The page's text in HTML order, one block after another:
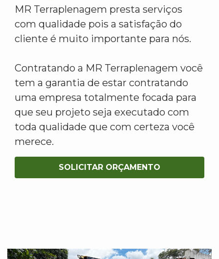
MR Terraplenagem presta serviços
com qualidade pois a satisfação do
cliente é muito importante para nós.
Contratando a MR Terraplenagem você
tem a garantia de estar contratando
uma empresa totalmente focada para
que seu projeto seja executado com
toda qualidade que com certeza você
merece.
SOLICITAR ORÇAMENTO